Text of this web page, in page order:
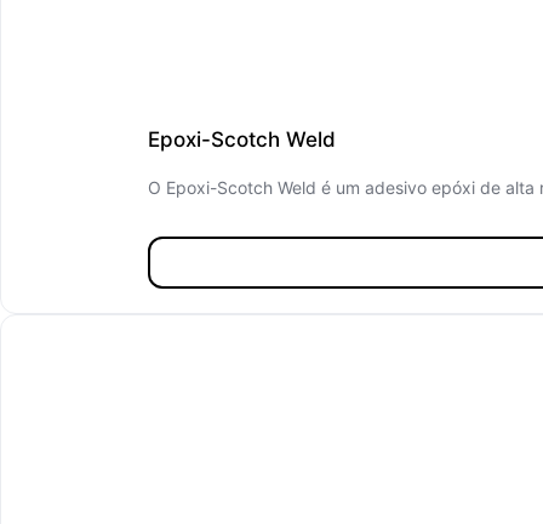
Epoxi-Scotch Weld
O Epoxi-Scotch Weld é um adesivo epóxi de